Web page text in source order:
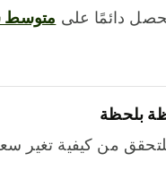
دائمًا على متوسط
بلحظة
من كيفية تغير